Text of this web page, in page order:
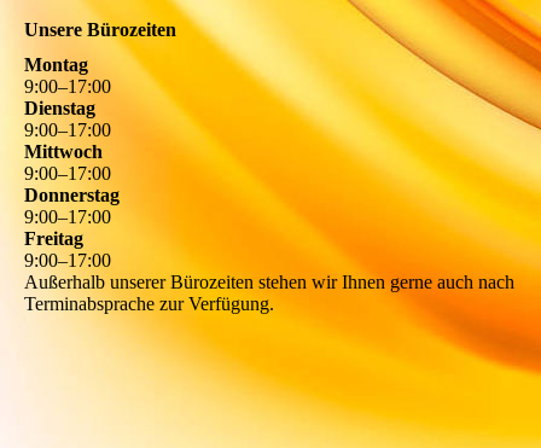
Unsere Bürozeiten
Montag
9:00–17:00
Dienstag
9:00–17:00
Mittwoch
9:00–17:00
Donnerstag
9:00–17:00
Freitag
9:00–17:00
Außerhalb unserer Bürozeiten stehen wir Ihnen gerne auch nach
Terminabsprache zur Verfügung.